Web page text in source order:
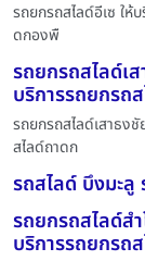
รถยกรถสไลด์อีเซ ให้
ดกองพื
รถยกรถสไลด์เ
บริการรถยกรถ
รถยกรถสไลด์เสาธง
สไลด์ถาดก
รถสไลด์ บึงมะ
รถยกรถสไลด์ส
บริการรถยกรถ